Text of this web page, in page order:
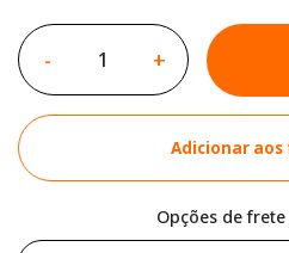
- +
Adicionar
Opções de